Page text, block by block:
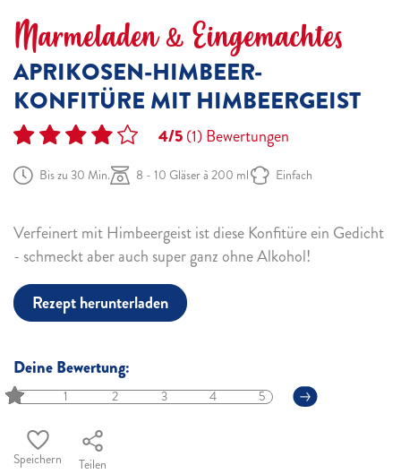
Marmeladen & Eingemachtes
APRIKOSEN-HIMBEER-
KONFITÜRE MIT HIMBEERGEIST
4/5(1)Bewertungen
Bis zu 30 Min. 8 - 10 Gläser à 200 ml Einfach
Verfeinert mit Himbeergeist ist diese Konfitüre ein Gedicht
- schmeckt aber auch super ganz ohne Alkohol!
Rezept herunterladen
Deine Bewertung:
1 2 3 4 5
Speichern Teilen